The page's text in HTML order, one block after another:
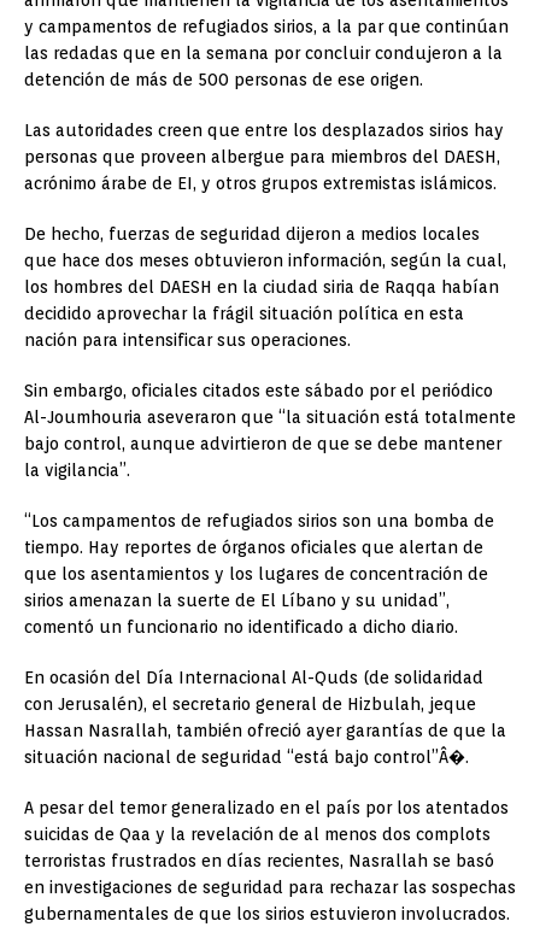
y campamentos de refugiados sirios, a la par que continúan
las redadas que en la semana por concluir condujeron a la
detención de más de 500 personas de ese origen.
Las autoridades creen que entre los desplazados sirios hay
personas que proveen albergue para miembros del DAESH,
acrónimo árabe de EI, y otros grupos extremistas islámicos.
De hecho, fuerzas de seguridad dijeron a medios locales
que hace dos meses obtuvieron información, según la cual,
los hombres del DAESH en la ciudad siria de Raqqa habían
decidido aprovechar la frágil situación política en esta
nación para intensificar sus operaciones.
Sin embargo, oficiales citados este sábado por el periódico
Al-Joumhouria aseveraron que “la situación está totalmente
bajo control, aunque advirtieron de que se debe mantener
la vigilancia”.
“Los campamentos de refugiados sirios son una bomba de
tiempo. Hay reportes de órganos oficiales que alertan de
que los asentamientos y los lugares de concentración de
sirios amenazan la suerte de El Líbano y su unidad”,
comentó un funcionario no identificado a dicho diario.
En ocasión del Día Internacional Al-Quds (de solidaridad
con Jerusalén), el secretario general de Hizbulah, jeque
Hassan Nasrallah, también ofreció ayer garantías de que la
situación nacional de seguridad “está bajo control”Â�.
A pesar del temor generalizado en el país por los atentados
suicidas de Qaa y la revelación de al menos dos complots
terroristas frustrados en días recientes, Nasrallah se basó
en investigaciones de seguridad para rechazar las sospechas
gubernamentales de que los sirios estuvieron involucrados.